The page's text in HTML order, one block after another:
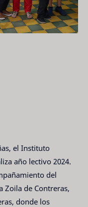
el Instituto
año lectivo 2024.
del
Zoila de Contreras,
donde los